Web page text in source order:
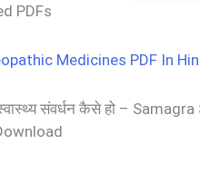
PDFs
Medicines PDF In
संवर्धन कैसे हो –